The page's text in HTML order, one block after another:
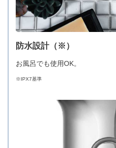
防水設計（※）
お風呂でも使用OK。
※IPX7基準